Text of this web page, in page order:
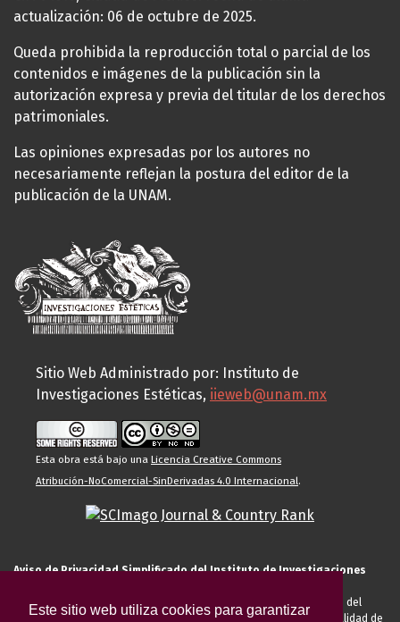
Este sitio web utiliza cookies para garantizar
actualización: 06 de octubre de 2025.
Queda prohibida la reproducción total o parcial de los
contenidos e imágenes de la publicación sin la
autorización expresa y previa del titular de los derechos
patrimoniales.
Las opiniones expresadas por los autores no
necesariamente reflejan la postura del editor de la
publicación de la UNAM.
Sitio Web Administrado por: Instituto de
Investigaciones Estéticas, iieweb@unam.mx
Esta obra está bajo una Licencia Creative Commons
Atribución-NoComercial-SinDerivadas 4.0 Internacional.
Aviso de Privacidad Simplificado del Instituto de Investigaciones
El Instituto de Investigaciones Estéticas de la UNAM, es responsable del
tratamiento de sus datos personales para el registro de usted en calidad de